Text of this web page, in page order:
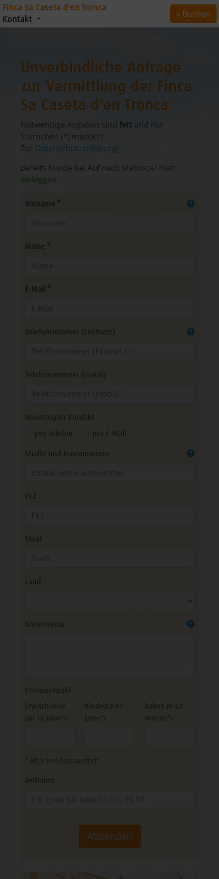
Unverbindliche Anfrage
zur Vermittlung der Finca
Sa Caseta d'en Tronca
Notwendige Angaben sind fettund mit
Sternchen (*) markiert.
Zur Datenschutzerklärung.
Bereits Kunde bei Auf nach Mallorca? Hier
einloggen .
Vorname *
Name *
E-Mail *
Telefonnummer (Festnetz)
Telefonnummer (mobil)
Bevorzugter Kontakt
per Telefon per E-Mail
Straße und Hausnummer
PLZ
Stadt
Land
Kommentar
Personenzahl
Erwachsene
(ab 18 Jahre¹)
Kinder
(2–17
Jahre¹)
Babys
(0–24
Monate¹)
¹ Alter bei Reiseantritt
Zeitraum
Absenden
Finca Sa Caseta d'en Tronca
Kontakt
» Buchen